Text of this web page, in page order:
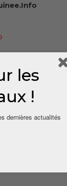
les
!
dernières actualités